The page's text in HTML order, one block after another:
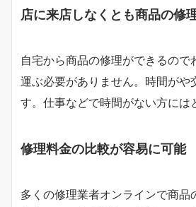
店に来店しなくとも商品の修
自宅から商品の修理ができるので
運ぶ必要がありません。時間がや
す。仕事などで時間がない方には
修理料金の比較が容易に可能
多くの修理業者オンラインで商品